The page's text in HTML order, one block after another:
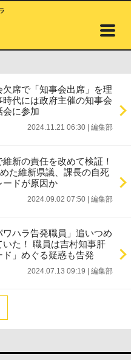
席で「知事会出席」を理
代には政府主催の知事会
会に参加
2024.11.21 06:30 編集部
新の責任を改めて検証！
た維新県議、課長の自死
ードが原因か
2024.09.02 07:50 編集部
ハラ告発職員」追いつめ
た！ 職員は吉村知事肝
」めぐる疑惑も告発
2024.07.13 09:19 編集部